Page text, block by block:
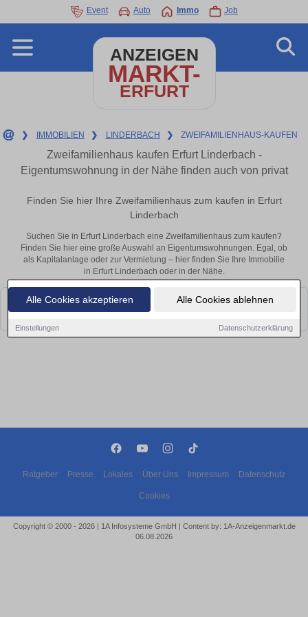
Alle Cookies akzeptieren Alle Cookies ablehnen
Einstellungen Datenschutzerklärung
Event Auto Immo Job
ANZEIGEN
MARKT-
ERFURT
❯ IMMOBILIEN ❯ LINDERBACH ❯ ZWEIFAMILIENHAUS-KAUFEN
Zweifamilienhaus kaufen Erfurt Linderbach -
Eigentumswohnung in der Nähe finden auch von privat
Finden Sie hier Ihre Zweifamilienhaus zum kaufen in Erfurt
Linderbach
Suchen Sie in Erfurt Linderbach eine Zweifamilienhaus zum kaufen?
Finden Sie hier eine große Auswahl an Eigentumswohnungen. Egal, ob
als Kapitalanlage oder zur Vermietung – hier finden Sie Ihre Immobilie
in Erfurt Linderbach oder in der Nähe.
Leider konnten wir derzeit keine passenden Objekte finden. Schauen Sie
bald wieder vorbei!
Ratgeber Presse Lokales Über Uns Impressum Datenschutz
Cookies
Copyright © 2000 - 2026 | 1A Infosysteme GmbH | Content by: 1A-Anzeigenmarkt.de
06.08.2026